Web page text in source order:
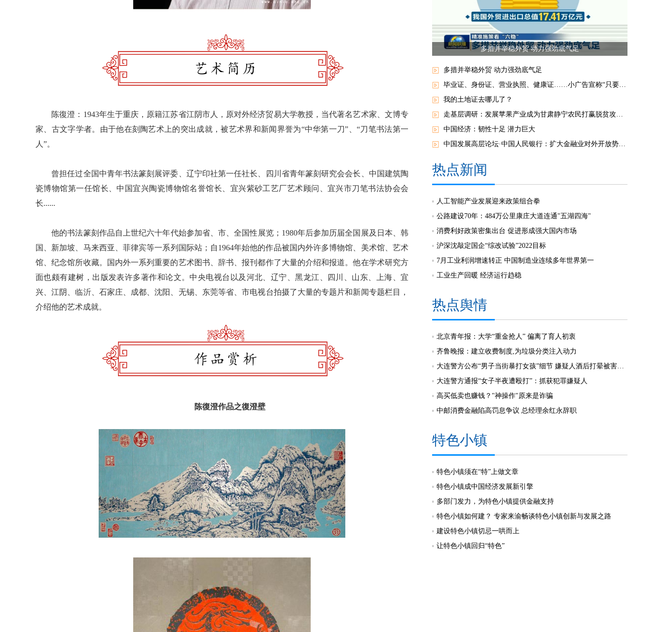
陈復澄：1943年生于重庆，原籍江苏省江阴市人，原对外经济贸易大学教授，当代著名艺术家、文博专
家、古文字学者。由于他在刻陶艺术上的突出成就，被艺术界和新闻界誉为“中华第一刀”、“刀笔书法第一
人”。
曾担任过全国中青年书法篆刻展评委、辽宁印社第一任社长、四川省青年篆刻研究会会长、中国建筑陶
瓷博物馆第一任馆长、中国宜兴陶瓷博物馆名誉馆长、宜兴紫砂工艺厂艺术顾问、宜兴市刀笔书法协会会
长......
他的书法篆刻作品自上世纪六十年代始参加省、市、全国性展览；1980年后参加历届全国展及日本、韩
国、新加坡、马来西亚、菲律宾等一系列国际站；自1964年始他的作品被国内外许多博物馆、美术馆、艺术
馆、纪念馆所收藏。国内外一系列重要的艺术图书、辞书、报刊都作了大量的介绍和报道。他在学术研究方
面也颇有建树，出版发表许多著作和论文。中央电视台以及河北、辽宁、黑龙江、四川、山东、上海、宜
兴、江阴、临沂、石家庄、成都、沈阳、无锡、东莞等省、市电视台拍摄了大量的专题片和新闻专题栏目，
介绍他的艺术成就。
陈復澄作品之復澄壁
多措并举稳外贸 动力强劲底气足
多措并举稳外贸 动力强劲底气足
毕业证、身份证、营业执照、健康证……小广告宣称“只要你需要，就能办到” 记者街头探假证（来信调查）
我的土地证去哪儿了？
走基层调研：发展苹果产业成为甘肃静宁农民打赢脱贫攻坚战的利器
中国经济：韧性十足 潜力巨大
中国发展高层论坛·中国人民银行：扩大金融业对外开放势在必行
热点新闻
人工智能产业发展迎来政策组合拳
公路建设70年：484万公里康庄大道连通"五湖四海"
消费利好政策密集出台 促进形成强大国内市场
沪深沈敲定国企“综改试验”2022目标
7月工业利润增速转正 中国制造业连续多年世界第一
工业生产回暖 经济运行趋稳
热点舆情
北京青年报：大学“重金抢人” 偏离了育人初衷
齐鲁晚报：建立收费制度,为垃圾分类注入动力
大连警方公布“男子当街暴打女孩”细节 嫌疑人酒后打晕被害人楼洞猥亵
大连警方通报“女子半夜遭殴打”：抓获犯罪嫌疑人
高买低卖也赚钱？"神操作"原来是诈骗
中邮消费金融陷高罚息争议 总经理余红永辞职
特色小镇
特色小镇须在“特”上做文章
特色小镇成中国经济发展新引擎
多部门发力，为特色小镇提供金融支持
特色小镇如何建？ 专家来渝畅谈特色小镇创新与发展之路
建设特色小镇切忌一哄而上
让特色小镇回归“特色”